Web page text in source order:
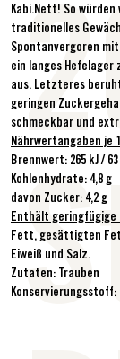
Kabi.Nett! So
traditionelles
Spontanvergoren
ein langes
aus. Letzteres
geringen
schmeckbar und
Nährwertangaben je
Brennwert: 265 kJ /
Kohlenhydrate: 4,8 g
davon Zucker: 4,2 g
Enthält geringfügige
Fett, gesättigten
Eiweiß und Salz.
Zutaten: Trauben
Konservierungsstoff: